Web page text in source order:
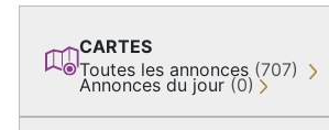
CARTES
Toutes les annonces (707)
Annonces du jour (0)